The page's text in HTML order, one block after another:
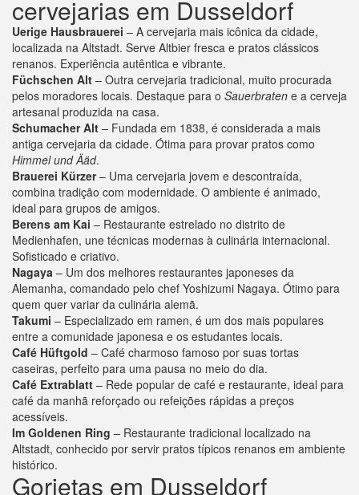
cervejarias em Dusseldorf
Uerige Hausbrauerei – A cervejaria mais icônica da cidade,
localizada na Altstadt. Serve Altbier fresca e pratos clássicos
renanos. Experiência autêntica e vibrante.
Füchschen Alt – Outra cervejaria tradicional, muito procurada
pelos moradores locais. Destaque para o Sauerbraten e a cerveja
artesanal produzida na casa.
Schumacher Alt – Fundada em 1838, é considerada a mais
antiga cervejaria da cidade. Ótima para provar pratos como
Himmel und Ääd.
Brauerei Kürzer– Uma cervejaria jovem e descontraída,
combina tradição com modernidade. O ambiente é animado,
ideal para grupos de amigos.
Berens am Kai – Restaurante estrelado no distrito de
Medienhafen, une técnicas modernas à culinária internacional.
Sofisticado e criativo.
Nagaya – Um dos melhores restaurantes japoneses da
Alemanha, comandado pelo chef Yoshizumi Nagaya. Ótimo para
quem quer variar da culinária alemã.
Takumi – Especializado em ramen, é um dos mais populares
entre a comunidade japonesa e os estudantes locais.
Café Hüftgold – Café charmoso famoso por suas tortas
caseiras, perfeito para uma pausa no meio do dia.
Café Extrablatt – Rede popular de café e restaurante, ideal para
café da manhã reforçado ou refeições rápidas a preços
acessíveis.
Im Goldenen Ring – Restaurante tradicional localizado na
Altstadt, conhecido por servir pratos típicos renanos em ambiente
histórico.
Gorjetas em Dusseldorf